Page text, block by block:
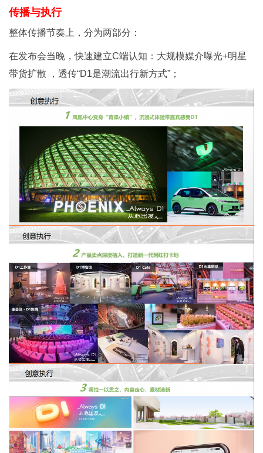
传播与执行
整体传播节奏上，分为两部分：
在发布会当晚，快速建立C端认知：大规模媒介曝光+明星
带货扩散 ，透传“D1是潮流出行新方式”；